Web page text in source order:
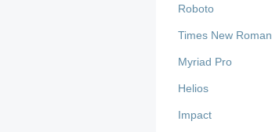
Roboto
Times New Roman
Myriad Pro
Helios
Impact